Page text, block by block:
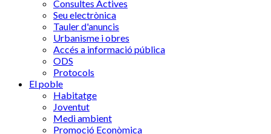
Consultes Actives
Seu electrònica
Tauler d'anuncis
Urbanisme i obres
Accés a informació pública
ODS
Protocols
El poble
Habitatge
Joventut
Medi ambient
Promoció Econòmica